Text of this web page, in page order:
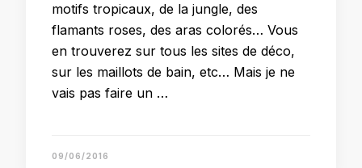
motifs tropicaux, de la jungle, des
flamants roses, des aras colorés… Vous
en trouverez sur tous les sites de déco,
sur les maillots de bain, etc… Mais je ne
vais pas faire un …
09/06/2016